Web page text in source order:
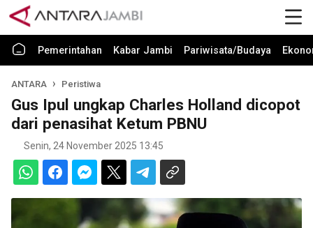
Pemerintahan Kabar Jambi Pariwisata/Budaya
ANTARA Peristiwa
Gus Ipul ungkap Charles Holland dicopot
dari penasihat Ketum PBNU
Senin, 24 November 2025 13:45